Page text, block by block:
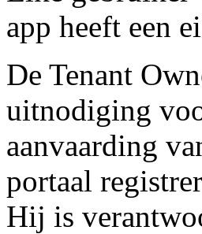
app heeft een
De Tenant
uitnodiging
aanvaarding
portaal
Hij is